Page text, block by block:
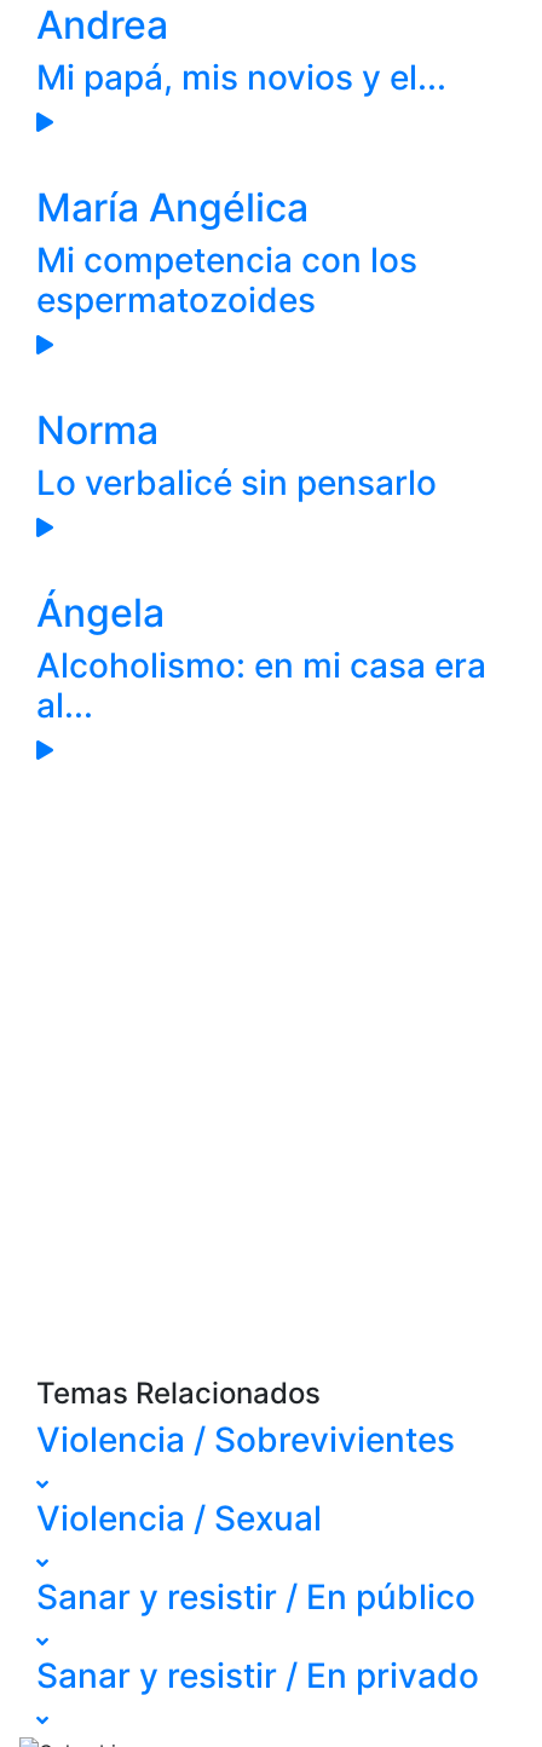
Andrea
Mi papá, mis novios y el...
María Angélica
Mi competencia con los
espermatozoides
Norma
Lo verbalicé sin pensarlo
Ángela
Alcoholismo: en mi casa era
al...
Temas Relacionados
Violencia / Sobrevivientes
Violencia / Sexual
Sanar y resistir / En público
Sanar y resistir / En privado